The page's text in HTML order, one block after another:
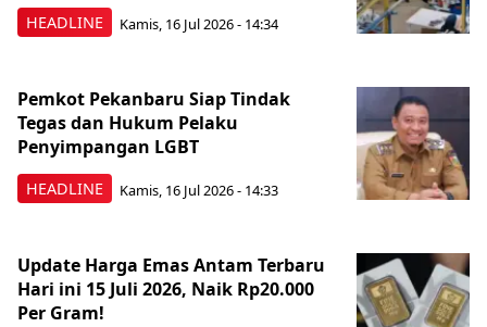
HEADLINE Kamis, 16 Jul 2026 - 14:34
HEADLINE
Pemkot Pekanbaru Siap Tindak
Tegas dan Hukum Pelaku
Penyimpangan LGBT
Kamis, 16 Jul 2026 - 14:33
Update Harga Emas Antam Terbaru
Hari ini 15 Juli 2026, Naik Rp20.000
Per Gram!